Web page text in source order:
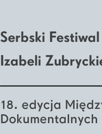
Serbski
Izabeli
18. edycja